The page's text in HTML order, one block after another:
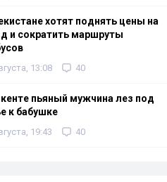
хотят поднять цены на
и сократить маршруты
13:08 40
пьяный мужчина лез под
к бабушке
19:43 40